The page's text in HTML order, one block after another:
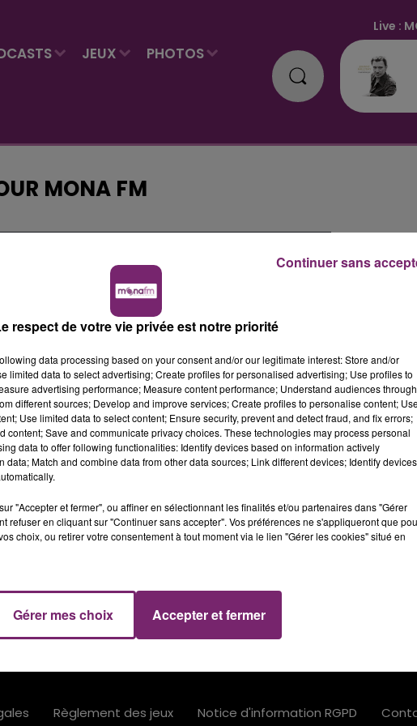
JEUX PHOTOS
Live :
MONA FM
de cookies que vous avez exprimé. Si vous
en cliquant sur le bouton ci-dessous.
Règlement des jeux Notice d'information RGPD
respect de votre vie privée est notre priorité
data processing based on your consent and/or our legitimate interest: Store and/or
limited data to select advertising; Create profiles for personalised advertising; Use profiles to
advertising performance; Measure content performance; Understand audiences through
different sources; Develop and improve services; Create profiles to personalise content;
Use limited data to select content; Ensure security, prevent and detect fraud, and fix errors;
content; Save and communicate privacy choices. These technologies may process personal
data to offer following functionalities: Identify devices based on information actively
data; Match and combine data from other data sources; Link different devices; Identify devices
"Accepter et fermer", ou affiner en sélectionnant les finalités et/ou partenaires dans "Gérer
refuser en cliquant sur "Continuer sans accepter". Vos préférences ne s'appliqueront que
choix, ou retirer votre consentement à tout moment via le lien "Gérer les cookies" situé en
Gérer mes choix Accepter et fermer
Continuer sans